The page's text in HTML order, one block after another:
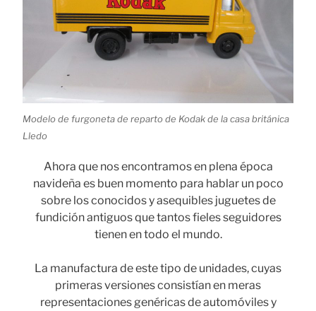
Modelo de furgoneta de reparto de Kodak de la casa británica
Lledo
Ahora que nos encontramos en plena época
navideña es buen momento para hablar un poco
sobre los conocidos y asequibles juguetes de
fundición antiguos que tantos fieles seguidores
tienen en todo el mundo.
La manufactura de este tipo de unidades, cuyas
primeras versiones consistían en meras
representaciones genéricas de automóviles y